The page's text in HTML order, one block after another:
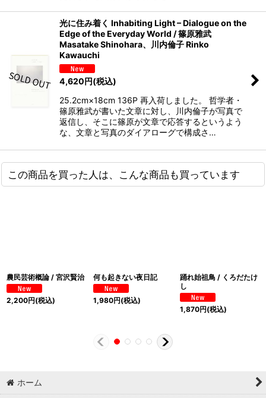
光に住み着く Inhabiting Light – Dialogue on the
Edge of the Everyday World / 篠原雅武
Masatake Shinohara、川内倫子 Rinko
Kawauchi
4,620円(税込)
25.2cm×18cm 136P 再入荷しました。 哲学者・
篠原雅武が書いた文章に対し、川内倫子が写真で
返信し、そこに篠原が文章で応答するというよう
な、文章と写真のダイアローグで構成さ…
この商品を買った人は、こんな商品も買っています
農民芸術概論 / 宮沢賢治
2,200円(税込)
何も起きない夜日記
1,980円(税込)
踊れ始祖鳥 / くろだたけ
し
1,870円(税込)
ホーム